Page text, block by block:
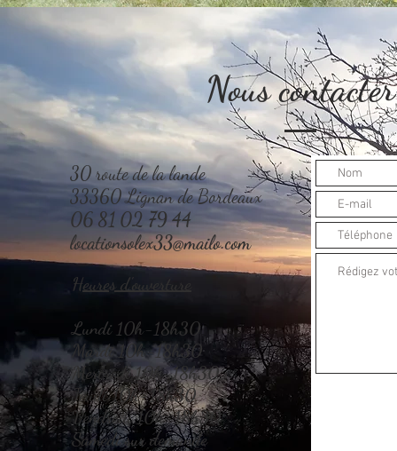
Nous contacter
30 route de la lande
33360 Lignan de Bordeaux
06 81 02 79 44
locationsolex33@mailo.com
Heures d'ouverture
Lundi 10h-18h30
Mardi 10h-18h30
Mercredi 10h-18h30
Jeudi 10h-18h30
Vendredi 10h-18h30
Samedi sur demande